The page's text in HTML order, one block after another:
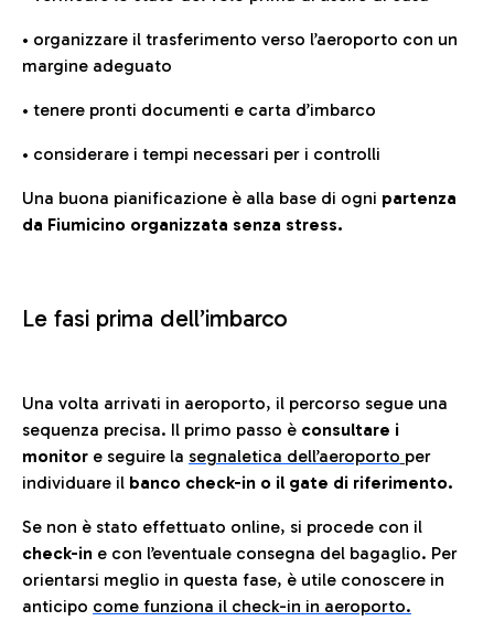
• organizzare il trasferimento verso l’aeroporto con un
margine adeguato
• tenere pronti documenti e carta d’imbarco
• considerare i tempi necessari per i controlli
Una buona pianificazione è alla base di ogni partenza
da Fiumicino organizzata senza stress.
Le fasi prima dell’imbarco
Una volta arrivati in aeroporto, il percorso segue una
sequenza precisa. Il primo passo è consultare i
monitor e seguire la segnaletica dell’aeroporto per
individuare il banco check-in o il gate di riferimento.
Se non è stato effettuato online, si procede con il
check-in e con l’eventuale consegna del bagaglio. Per
orientarsi meglio in questa fase, è utile conoscere in
anticipo come funziona il check-in in aeroporto.